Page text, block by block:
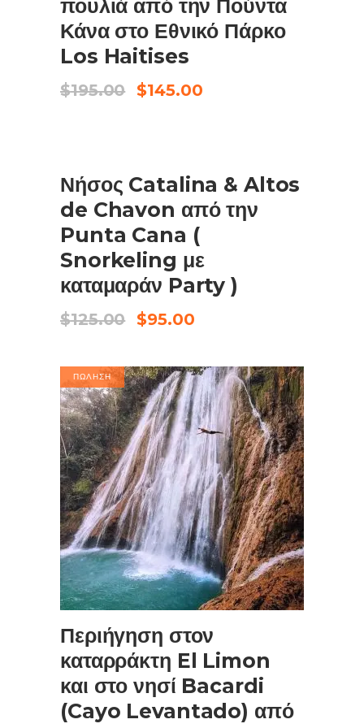
πουλιά από την Πούντα
Κάνα στο Εθνικό Πάρκο
Los Haitises
$195.00
Original
$145.00Η
ΠΡΟΣΘΉΚΗ ΣΤΟ ΚΑΛΆΘΙ
Νήσος Catalina & Altos
de Chavon από την
Punta Cana (
Snorkeling με
καταμαράν Party )
$125.00
Original
$125.00.
$95.00Η
είναι:
$95.00.
ΠΩΛΗΣΗ
ΠΡΟΣΘΉΚΗ ΣΤΟ ΚΑΛΆΘΙ
Περιήγηση στον
καταρράκτη El Limon
και στο νησί Bacardi
(Cayo Levantado) από